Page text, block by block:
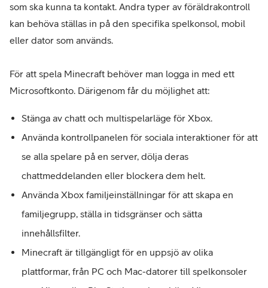
som ska kunna ta kontakt. Andra typer av föräldrakontroll
kan behöva ställas in på den specifika spelkonsol, mobil
eller dator som används.
För att spela Minecraft behöver man logga in med ett
Microsoftkonto. Därigenom får du möjlighet att:
Stänga av chatt och multispelarläge för Xbox.
Använda kontrollpanelen för sociala interaktioner för att
se alla spelare på en server, dölja deras
chattmeddelanden eller blockera dem helt.
Använda Xbox familjeinställningar för att skapa en
familjegrupp, ställa in tidsgränser och sätta
innehållsfilter.
Minecraft är tillgängligt för en uppsjö av olika
plattformar, från PC och Mac-datorer till spelkonsoler